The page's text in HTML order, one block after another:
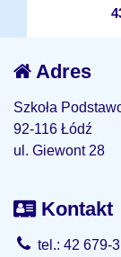
Adres
Szkoła
92-116 Łódź
ul. Giewont 28
Kontakt
tel.: 42 679-